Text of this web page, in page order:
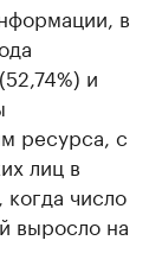
в
и
ресурса, с
лиц в
число
выросло на